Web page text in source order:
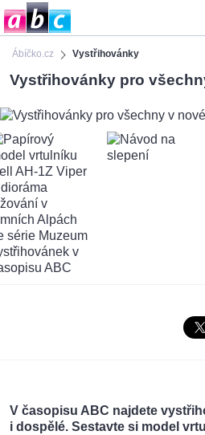
Ábíčko.cz Vystřihovánky
Vystřihovánky pro
V časopisu ABC najdete
i dospělé. Sestavte si model